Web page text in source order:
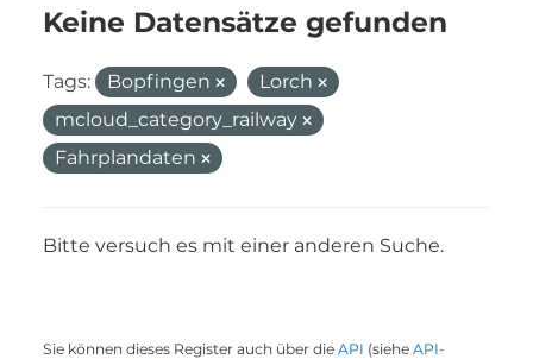
Keine Datensätze gefunden
Tags: Bopfingen
Lorch
mcloud_category_railway
Fahrplandaten
Bitte versuch es mit einer anderen Suche.
Sie können dieses Register auch über die API (siehe API-